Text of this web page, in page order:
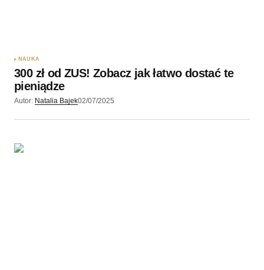
NAUKA
300 zł od ZUS! Zobacz jak łatwo dostać te
pieniądze
Autor: Natalia Bajek02/07/2025